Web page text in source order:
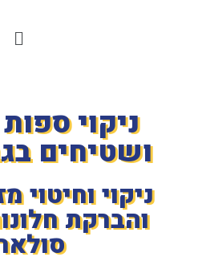
ניקוי
ושטיחים
ניקוי וחיטוי
והברקת